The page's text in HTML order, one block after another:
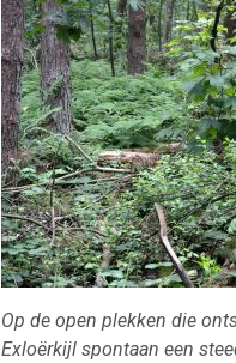
Op de open plekken die
Exloërkijl spontaan een